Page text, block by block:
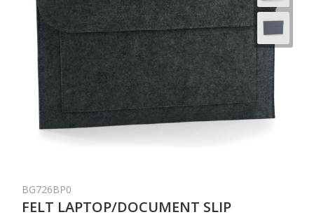
BG726BP0
FELT LAPTOP/DOCUMENT SLIP